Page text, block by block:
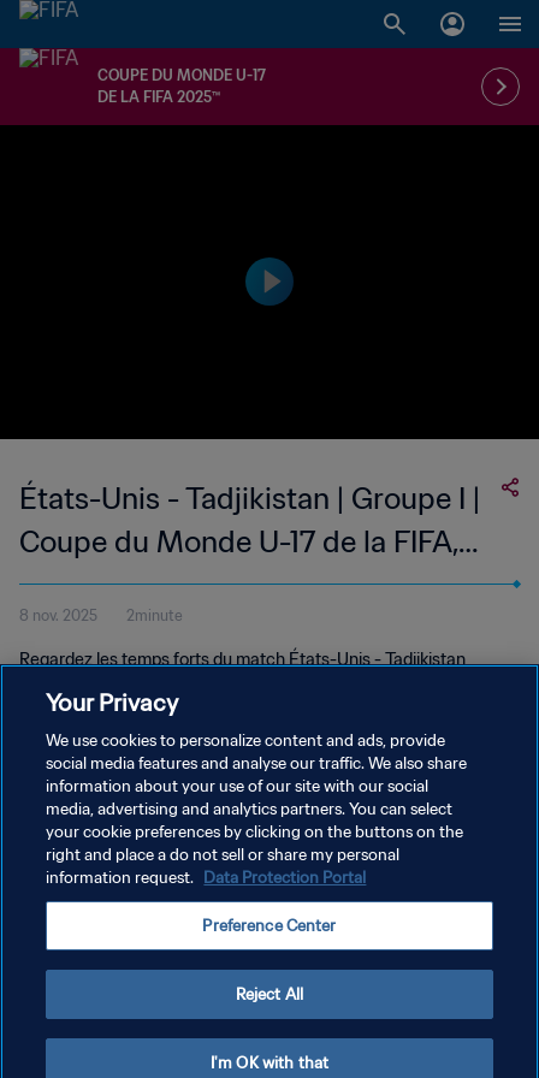
COUPE DU MONDE U-17
DE LA FIFA 2025™
États-Unis - Tadjikistan | Groupe I |
Coupe du Monde U-17 de la FIFA,
Qatar 2025™ | Temps forts
8 nov. 2025 2minute
Regardez les temps forts du match États-Unis - Tadjikistan
(heure locale).
POLITIQUE DE CONFIDENTIALITÉ
CONDITIONS D'UTILISATION
GÉRER VOS PRÉFÉRENCES SUR LES COOKIES
Copyright © 1994 - 2026 FIFA. Tous droits réservés.
Your Privacy
We use cookies to personalize content and ads, provide
social media features and analyse our traffic. We also share
information about your use of our site with our social
media, advertising and analytics partners. You can select
your cookie preferences by clicking on the buttons on the
right and place a do not sell or share my personal
information request. Data Protection Portal
Preference Center
Reject All
I'm OK with that